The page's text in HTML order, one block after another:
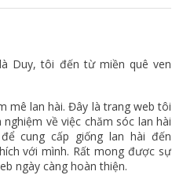
Duy, tôi đến từ miền quê ven
mê lan hài. Đây là trang web tôi
về việc chăm sóc lan hài
cung cấp giống lan hài đến
với mình. Rất mong được sự
ngày càng hoàn thiện.